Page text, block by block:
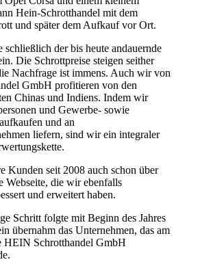
Hein-Schrotthandel mit dem
und später dem Aufkauf vor Ort.
schließlich der bis heute andauernde
Die Schrottpreise steigen seither
Nachfrage ist immens. Auch wir von
GmbH profitieren von den
Chinas und Indiens. Indem wir
und Gewerbe- sowie
und an
liefern, sind wir ein integraler
Kunden seit 2008 auch schon über
Webseite, die wir ebenfalls
und erweitert haben.
Schritt folgte mit Beginn des Jahres
übernahm das Unternehmen, das am
HEIN Schrotthandel GmbH